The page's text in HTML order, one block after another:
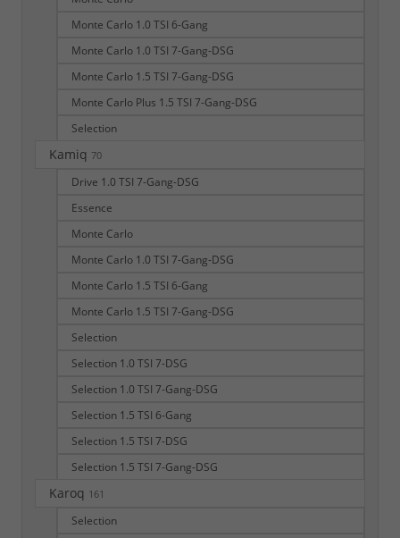
Monte Carlo 1.0 TSI 6-Gang
Monte Carlo 1.0 TSI 7-Gang-DSG
Monte Carlo 1.5 TSI 7-Gang-DSG
Monte Carlo Plus 1.5 TSI 7-Gang-DSG
Selection
Kamiq 70
Drive 1.0 TSI 7-Gang-DSG
Essence
Monte Carlo
Monte Carlo 1.0 TSI 7-Gang-DSG
Monte Carlo 1.5 TSI 6-Gang
Monte Carlo 1.5 TSI 7-Gang-DSG
Selection
Selection 1.0 TSI 7-DSG
Selection 1.0 TSI 7-Gang-DSG
Selection 1.5 TSI 6-Gang
Selection 1.5 TSI 7-DSG
Selection 1.5 TSI 7-Gang-DSG
Karoq 161
Selection